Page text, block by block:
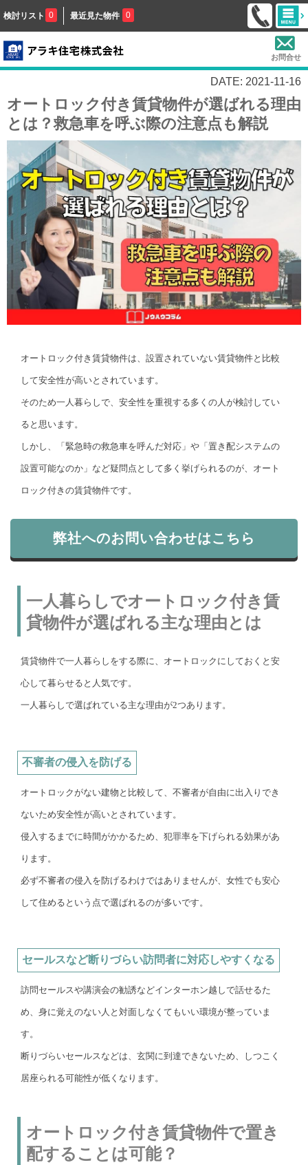
検討リスト 0 最近見た物件 0
お問合せ
DATE: 2021-11-16
オートロック付き賃貸物件が選ばれる理由
とは？救急車を呼ぶ際の注意点も解説
オートロック付き賃貸物件は、設置されていない賃貸物件と比較
して安全性が高いとされています。
そのため一人暮らしで、安全性を重視する多くの人が検討してい
ると思います。
しかし、「緊急時の救急車を呼んだ対応」や「置き配システムの
設置可能なのか」など疑問点として多く挙げられるのが、オート
ロック付きの賃貸物件です。
弊社へのお問い合わせはこちら
一人暮らしでオートロック付き賃
貸物件が選ばれる主な理由とは
賃貸物件で一人暮らしをする際に、オートロックにしておくと安
心して暮らせると人気です。
一人暮らしで選ばれている主な理由が2つあります。
不審者の侵入を防げる
オートロックがない建物と比較して、不審者が自由に出入りでき
ないため安全性が高いとされています。
侵入するまでに時間がかかるため、犯罪率を下げられる効果があ
ります。
必ず不審者の侵入を防げるわけではありませんが、女性でも安心
して住めるという点で選ばれるのが多いです。
セールスなど断りづらい訪問者に対応しやすくなる
訪問セールスや講演会の勧誘などインターホン越しで話せるた
め、身に覚えのない人と対面しなくてもいい環境が整っていま
す。
断りづらいセールスなどは、玄関に到達できないため、しつこく
居座られる可能性が低くなります。
オートロック付き賃貸物件で置き
配することは可能？